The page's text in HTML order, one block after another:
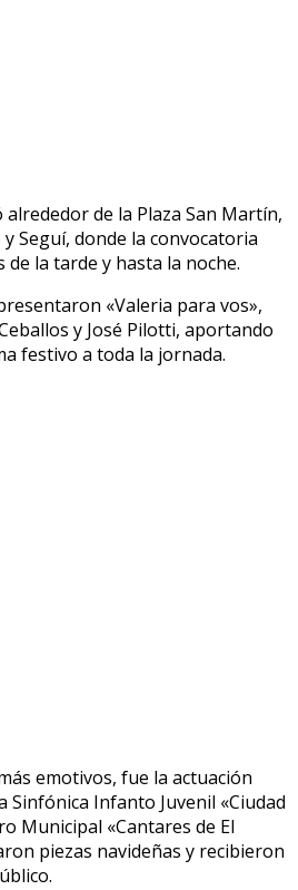
de la Plaza San Martín,
Seguí, donde la convocatoria
la tarde y hasta la noche.
«Valeria para vos»,
y José Pilotti, aportando
festivo a toda la jornada.
emotivos, fue la actuación
Sinfónica Infanto Juvenil «Ciudad
Municipal «Cantares de El
piezas navideñas y recibieron